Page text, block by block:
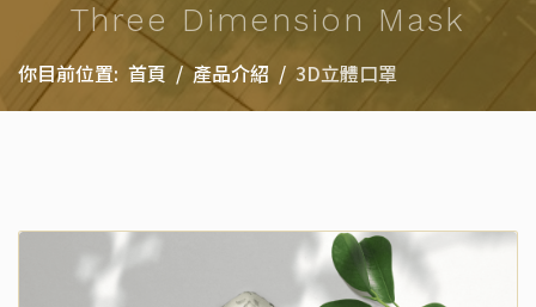
Three Dimension Mask
你目前位置: 首頁 產品介紹 3D立體口罩